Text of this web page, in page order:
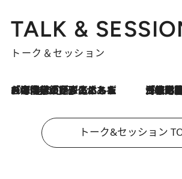
TALK &
トーク＆セッション
2026.8.3
「今後値上げがあるとすれば…」「リスクがあるのは今年の冬」エネルギー専門家が語る、ホルムズ海峡封鎖が家庭にもたらす“ある心配” 「住宅建てられない…」「サーチャージ料の高値が続いている」ホルムズ海峡
トーク&セッション